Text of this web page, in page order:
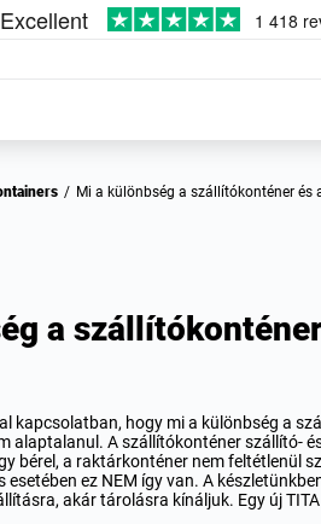
/ Mi a különbség a szállítókonténer
a
kapcsolatban, hogy mi a különbség a
alaptalanul. A szállítókonténer szállító-
bérel, a raktárkonténer nem feltétlenül
esetében ez NEM így van. A
akár tárolásra kínáljuk. Egy új